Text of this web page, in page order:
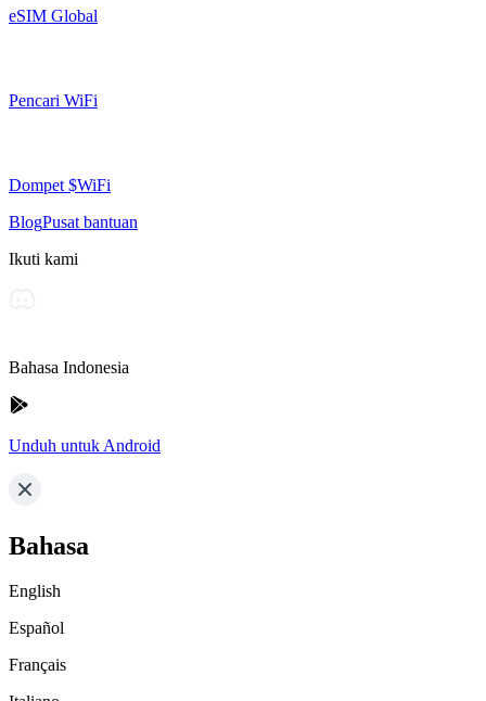
eSIM Global
Pencari WiFi
Dompet $WiFi
BlogPusat bantuan
Ikuti kami
Bahasa Indonesia
Unduh untuk Android
Bahasa
English
Español
Français